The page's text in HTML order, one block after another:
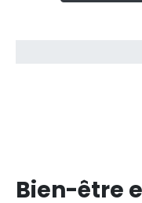
Bien-être